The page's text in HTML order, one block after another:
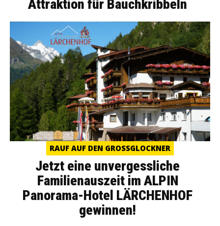
Attraktion für Bauchkribbeln
RAUF AUF DEN GROSSGLOCKNER
Jetzt eine unvergessliche
Familienauszeit im ALPIN
Panorama-Hotel LÄRCHENHOF
gewinnen!